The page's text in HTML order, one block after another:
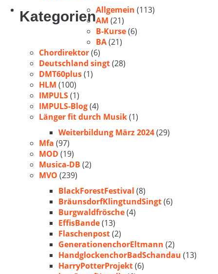
KategorienAllgemein (113)
AM (21)
B-Kurse(6)
BA(21)
Chordirektor(6)
Deutschland singt(28)
DMT60plus(1)
HLM (100)
IMPULS(1)
IMPULS-Blog(4)
Länger fit durch Musik(1)
Weiterbildung März 2024(29)
Mfa (97)
MOD (19)
Musica-DB (2)
MVO (239)
BlackForestFestival (8)
BräunsdorfKlingtundSingt(6)
Burgwaldfrösche(4)
EffisBande(13)
Flaschenpost(2)
GenerationenchorEltmann (2)
HandglockenchorBadSchandau (13)
HarryPotterProjekt(6)